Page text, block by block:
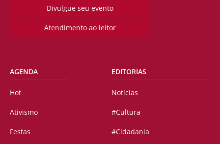
Divulgue seu evento
Atendimento ao leitor
AGENDA
Hot
Ativismo
Festas
EDITORIAS
Notícias
#Cultura
#Cidadania